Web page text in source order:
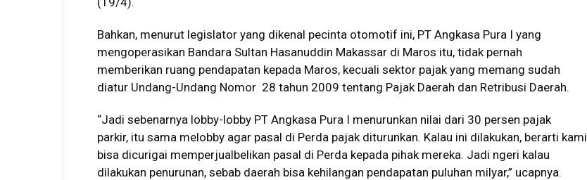
Bahkan, menurut legislator yang dikenal pecinta otomotif ini, PT Angkasa Pura I yang
mengoperasikan Bandara Sultan Hasanuddin Makassar di Maros itu, tidak pernah
memberikan ruang pendapatan kepada Maros, kecuali sektor pajak yang memang sudah
diatur Undang-Undang Nomor 28 tahun 2009 tentang Pajak Daerah dan Retribusi Daerah.
“Jadi sebenarnya lobby-lobby PT Angkasa Pura I menurunkan nilai dari 30 persen pajak
parkir, itu sama melobby agar pasal di Perda pajak diturunkan. Kalau ini dilakukan, berarti kami
bisa dicurigai memperjualbelikan pasal di Perda kepada pihak mereka. Jadi ngeri kalau
dilakukan penurunan, sebab daerah bisa kehilangan pendapatan puluhan milyar,” ucapnya.